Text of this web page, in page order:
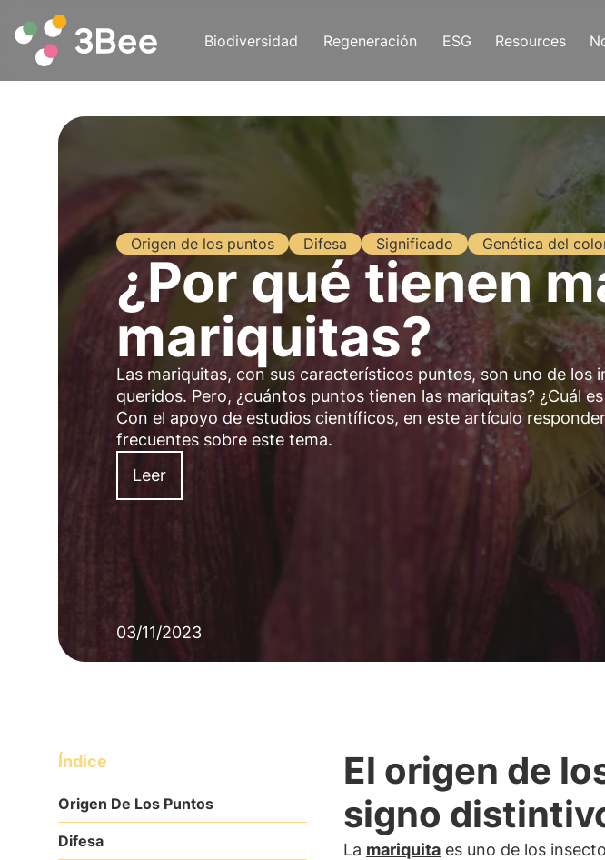
Biodiversidad Regeneración ESG Resources
Origen de los puntos Difesa Significado Genética del
¿Por qué tienen
mariquitas?
Las mariquitas, con sus característicos puntos, son uno de los
queridos. Pero, ¿cuántos puntos tienen las mariquitas? ¿Cuál
Con el apoyo de estudios científicos, en este artículo
frecuentes sobre este tema.
Leer
03/11/2023
Índice
Origen De Los Puntos
Difesa
El origen de
signo
La mariquitaes uno de los